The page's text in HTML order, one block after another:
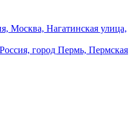
Москва, Нагатинская улица,
город Пермь, Пермская